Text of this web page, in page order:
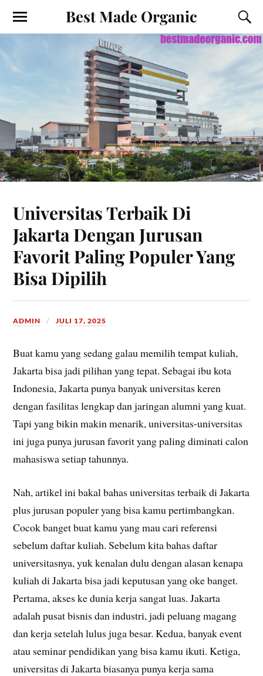
Best Made Organic
Universitas Terbaik Di
Jakarta Dengan Jurusan
Favorit Paling Populer Yang
Bisa Dipilih
ADMIN JULI 17, 2025
Buat kamu yang sedang galau memilih tempat kuliah,
Jakarta bisa jadi pilihan yang tepat. Sebagai ibu kota
Indonesia, Jakarta punya banyak universitas keren
dengan fasilitas lengkap dan jaringan alumni yang kuat.
Tapi yang bikin makin menarik, universitas-universitas
ini juga punya jurusan favorit yang paling diminati calon
mahasiswa setiap tahunnya.
Nah, artikel ini bakal bahas universitas terbaik di Jakarta
plus jurusan populer yang bisa kamu pertimbangkan.
Cocok banget buat kamu yang mau cari referensi
sebelum daftar kuliah. Sebelum kita bahas daftar
universitasnya, yuk kenalan dulu dengan alasan kenapa
kuliah di Jakarta bisa jadi keputusan yang oke banget.
Pertama, akses ke dunia kerja sangat luas. Jakarta
adalah pusat bisnis dan industri, jadi peluang magang
dan kerja setelah lulus juga besar. Kedua, banyak event
atau seminar pendidikan yang bisa kamu ikuti. Ketiga,
universitas di Jakarta biasanya punya kerja sama